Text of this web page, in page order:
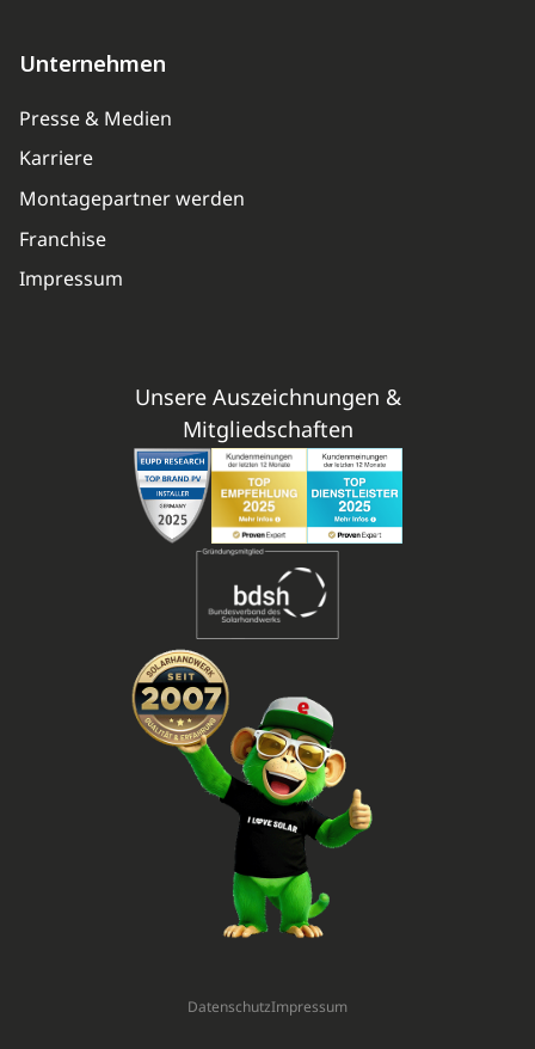
Unternehmen
Presse & Medien
Karriere
Montagepartner werden
Franchise
Impressum
Unsere Auszeichnungen &
Mitgliedschaften
DatenschutzImpressum